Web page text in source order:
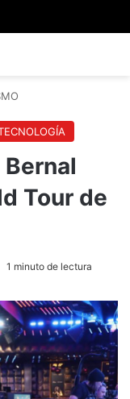
Tour de
1 minuto de lectura